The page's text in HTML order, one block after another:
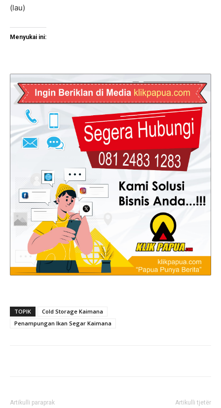
(lau)
Menyukai ini:
TOPIK
Cold Storage Kaimana
Penampungan Ikan Segar Kaimana
Artikulli paraprak Artikulli tjetër